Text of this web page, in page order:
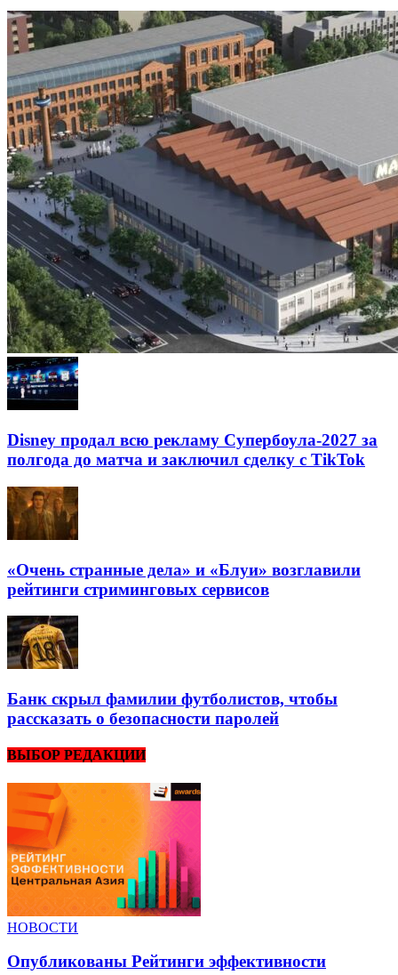
Disney продал всю рекламу Супербоула-2027 за
полгода до матча и заключил сделку с TikTok
«Очень странные дела» и «Блуи» возглавили
рейтинги стриминговых сервисов
Банк скрыл фамилии футболистов, чтобы
рассказать о безопасности паролей
ВЫБОР РЕДАКЦИИ
НОВОСТИ
Опубликованы Рейтинги эффективности